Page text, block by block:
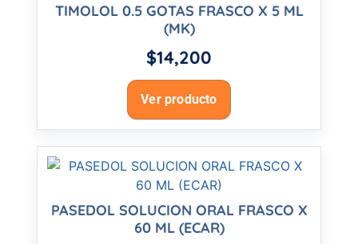
TIMOLOL 0.5 GOTAS FRASCO X 5 ML
(MK)
$14,200
Ver producto
PASEDOL SOLUCION ORAL FRASCO X
60 ML (ECAR)